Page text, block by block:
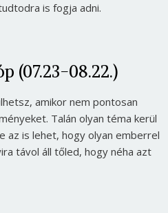
is fogja adni.
(07.23-08.22.)
amikor nem pontosan
Talán olyan téma kerül
az is lehet, hogy olyan emberrel
távol áll tőled, hogy néha azt